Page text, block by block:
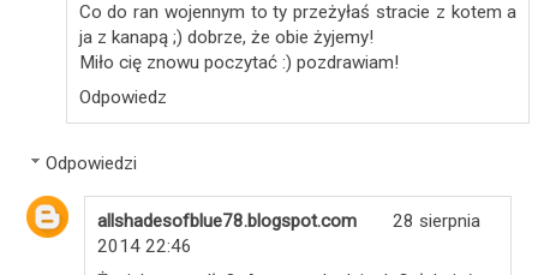
Co do ran wojennym to ty przeżyłaś stracie z kotem a
ja z kanapą ;) dobrze, że obie żyjemy!
Miło cię znowu poczytać :) pozdrawiam!
Odpowiedz
Odpowiedzi
allshadesofblue78.blogspot.com
28 sierpnia
2014 22:46